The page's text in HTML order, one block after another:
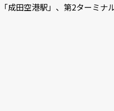
成田空港駅」、第2ターミナ